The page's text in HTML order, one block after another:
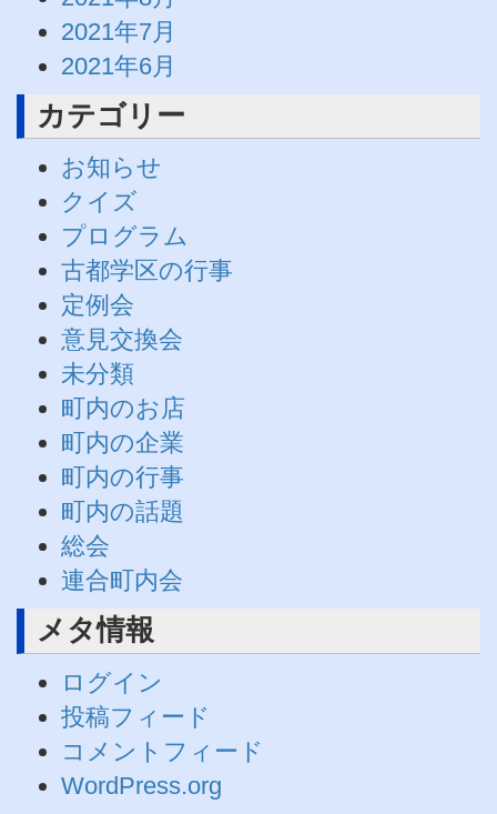
2021年7月
2021年6月
カテゴリー
お知らせ
クイズ
プログラム
古都学区の行事
定例会
意見交換会
未分類
町内のお店
町内の企業
町内の行事
町内の話題
総会
連合町内会
メタ情報
ログイン
投稿フィード
コメントフィード
WordPress.org